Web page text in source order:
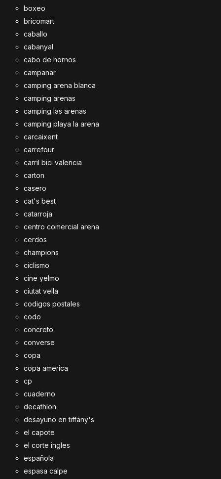
boxeo
bricomart
caballo
cabanyal
cabo de hornos
campanar
camping arena blanca
camping arenas
camping las arenas
camping playa la arena
carcaixent
carrefour
carril bici valencia
carton
casero
cat's best
catarroja
centro comercial arena
cerdos
champions
ciclismo
cine yelmo
ciutat vella
codigos postales
codo
concreto
converse
copa
copa america
cp
cuaderno
decathlon
desayuno en tiffany's
el capote
el corte ingles
española
espasa calpe